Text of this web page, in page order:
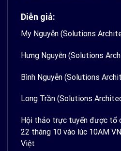
Diễn giả:
My Nguyễn (Solutions
Hưng Nguyễn (Solutions
Bình Nguyễn (Solutions
Long Trần (Solutions
Hội thảo trực tuyến được tổ
22 tháng 10 vào lúc 10AM
Việt